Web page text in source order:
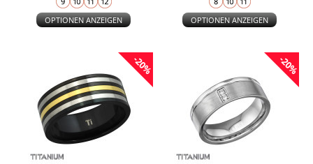
OPTIONEN ANZEIGEN OPTIONEN ANZEIGEN
-20% -20%